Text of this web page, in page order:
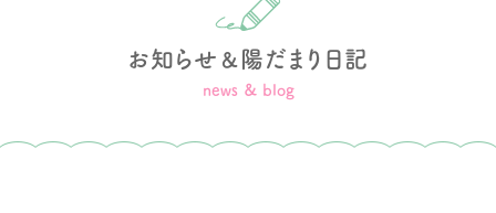
お知らせ ＆ 陽だまり日記
news ＆ blog